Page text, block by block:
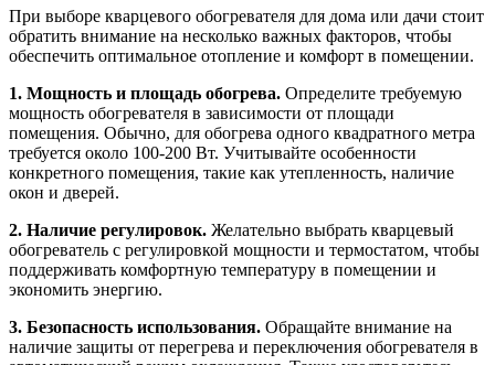
При выборе кварцевого обогревателя для дома или дачи стоит
обратить внимание на несколько важных факторов, чтобы
обеспечить оптимальное отопление и комфорт в помещении.
1. Мощность и площадь обогрева. Определите требуемую
мощность обогревателя в зависимости от площади
помещения. Обычно, для обогрева одного квадратного метра
требуется около 100-200 Вт. Учитывайте особенности
конкретного помещения, такие как утепленность, наличие
окон и дверей.
2. Наличие регулировок. Желательно выбрать кварцевый
обогреватель с регулировкой мощности и термостатом, чтобы
поддерживать комфортную температуру в помещении и
экономить энергию.
3. Безопасность использования. Обращайте внимание на
наличие защиты от перегрева и переключения обогревателя в